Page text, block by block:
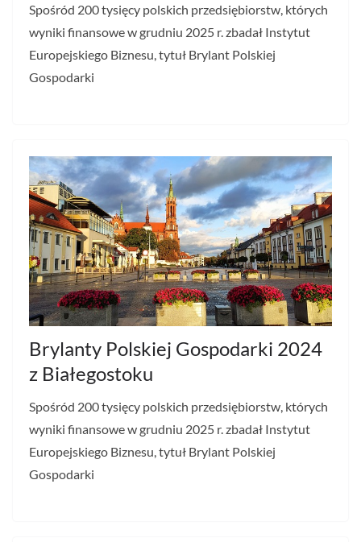
Spośród 200 tysięcy polskich przedsiębiorstw, których
wyniki finansowe w grudniu 2025 r. zbadał Instytut
Europejskiego Biznesu, tytuł Brylant Polskiej
Gospodarki
Brylanty Polskiej Gospodarki 2024
z Białegostoku
Spośród 200 tysięcy polskich przedsiębiorstw, których
wyniki finansowe w grudniu 2025 r. zbadał Instytut
Europejskiego Biznesu, tytuł Brylant Polskiej
Gospodarki